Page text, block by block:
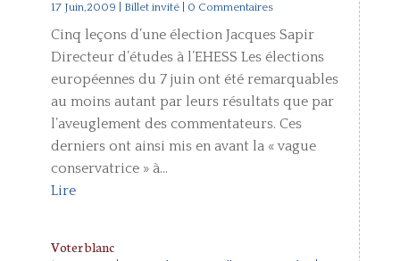
17 Juin,2009 Billet invité| 0 Commentaires
Cinq leçons d’une élection Jacques Sapir
Directeur d’études à l’EHESS Les élections
européennes du 7 juin ont été remarquables
au moins autant par leurs résultats que par
l’aveuglement des commentateurs. Ces
derniers ont ainsi mis en avant la « vague
conservatrice » à...
Lire
Voter blanc